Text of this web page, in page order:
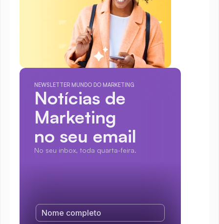
NEWSLETTER MUNDO DO MARKETING
Notícias de
Marketing
no seu email
No seu inbox, toda quarta-feira.